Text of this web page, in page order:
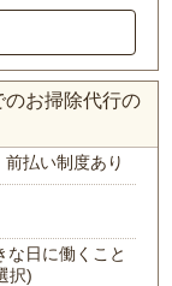
お掃除代行の
前払い制度あり
な日に働くこと
択)